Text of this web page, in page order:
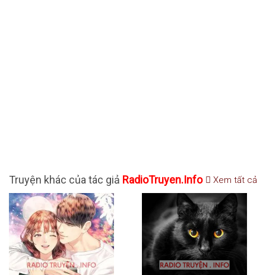
Truyện khác của tác giả RadioTruyen.Info Xem tất cả